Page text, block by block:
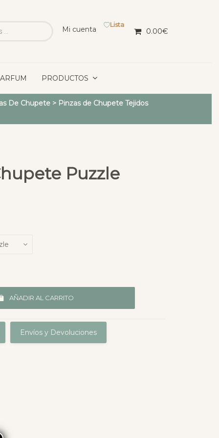
Mi cuenta
Lista
0.00€
PRODUCTOS
De Chupete> Pinzas de Chupete Tejidos
Puzzle
AÑADIR AL CARRITO
Envíos y Devoluciones